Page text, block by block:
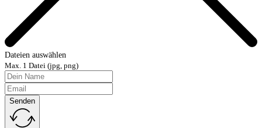
Dateien auswählen
Max. 1 Datei (jpg, png)
Senden